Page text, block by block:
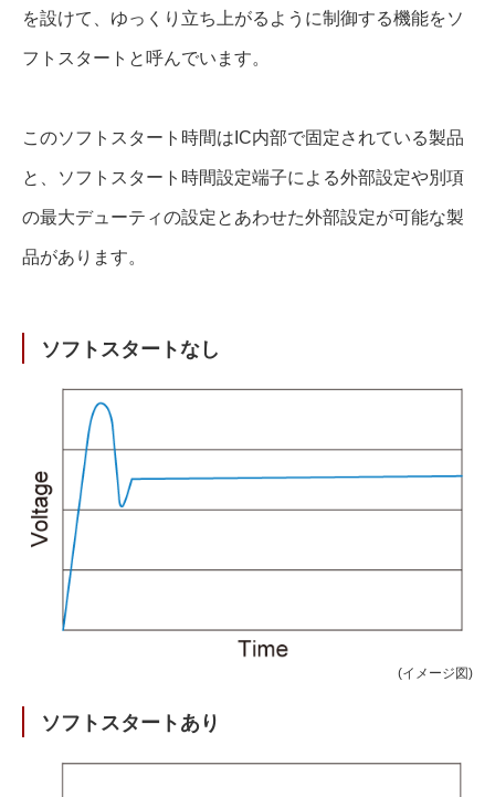
を設けて、ゆっくり立ち上がるように制御する機能をソ
フトスタートと呼んでいます。
このソフトスタート時間はIC内部で固定されている製品
と、ソフトスタート時間設定端子による外部設定や別項
の最大デューティの設定とあわせた外部設定が可能な製
品があります。
ソフトスタートなし
(イメージ図)
ソフトスタートあり